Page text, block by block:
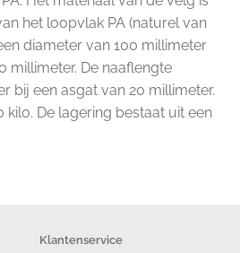
het loopvlak PA (naturel van
diameter van 100 millimeter
millimeter. De naaflengte
bij een asgat van 20 millimeter.
kilo. De lagering bestaat uit een
Klantenservice